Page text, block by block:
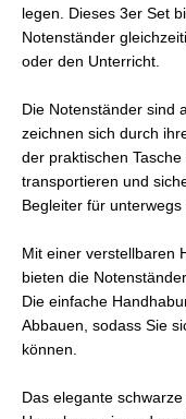
legen. Dieses 3er Set
Notenständer
oder den Unterricht.
Die Notenständer sind
zeichnen sich durch
der praktischen
transportieren und
Begleiter für unterwegs
Mit einer verstellbaren
bieten die
Die einfache
Abbauen, sodass Sie
können.
Das elegante